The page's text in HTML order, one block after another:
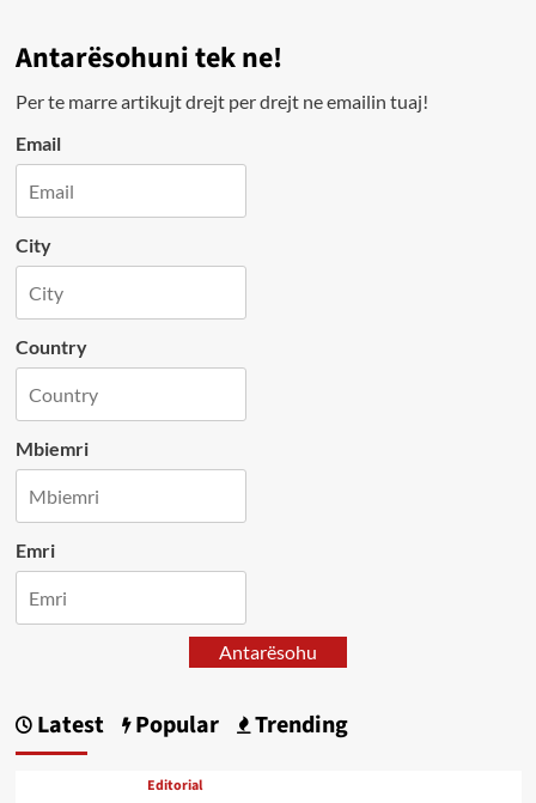
Antarësohuni tek ne!
Per te marre artikujt drejt per drejt ne emailin tuaj!
Email
City
Country
Mbiemri
Emri
Antarësohu
Latest Popular Trending
Editorial